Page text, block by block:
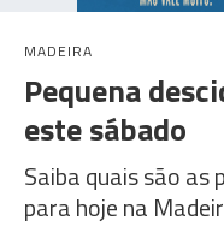
MADEIRA
Pequena
este sábado
Saiba quais são
para hoje na